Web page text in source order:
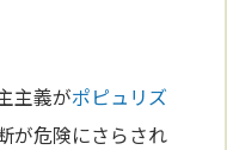
主義がポピュリズ
が危険にさらされ